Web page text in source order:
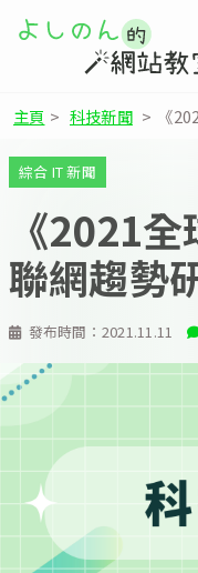
主頁 > 科技新聞 > 《
發布時間： 2021.11.11
綜合 IT 新聞
《2021
聯網趨勢